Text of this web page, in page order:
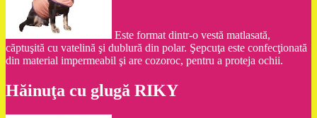
Este format dintr-o vestă matlasată,
căptuşită cu vatelină şi dublură din polar. Şepcuţa este confecţionată
din material impermeabil şi are cozoroc, pentru a proteja ochii.
Hăinuţa cu glugă RIKY